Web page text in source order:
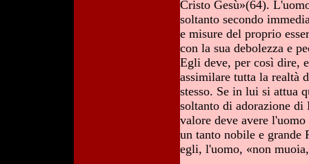
Cristo Gesù»(64).
soltanto secondo
e misure del proprio
con la sua debolezza e
Egli deve, per così dire,
assimilare tutta la realtà
stesso. Se in lui si attua
soltanto di adorazione di
valore deve avere
un tanto nobile e grande
egli, l'uomo, «non